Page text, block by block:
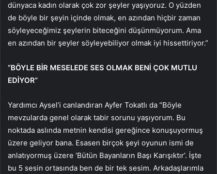
dünyaca kadın olarak çok zor şeyler yaşıyoruz. O yüzden
de böyle bir şeyin içinde olmak, en azından hiçbir zaman
söyleyeceğimiz şeylerin biteceğini düşünmüyorum. Ama
en azından bir şeyler söyleyebiliyor olmak iyi hissettiriyor.”
“BÖYLE BİR MESELEDE SES OLMAK BENİ ÇOK MUTLU
EDİYOR”
Yardımcı Aysel’i canlandıran Ayfer Tokatlı da “Böyle
mevzularda genel olarak tabir sorunu yaşıyorum. Bu
noktada aslında metnin kendisi gereğince konuşuyormuş
üzere geliyor bana. Esasen birçok şeyi oyunun ismi de
anlatıyormuş üzere ‘Bütün Bayanların Başı Karışıktır’. İşte
bu 5 sesin ortasında ben de bir tek sesim. Arkadaşlarımla